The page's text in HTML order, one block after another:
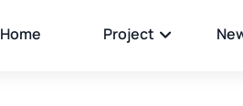
Home Project